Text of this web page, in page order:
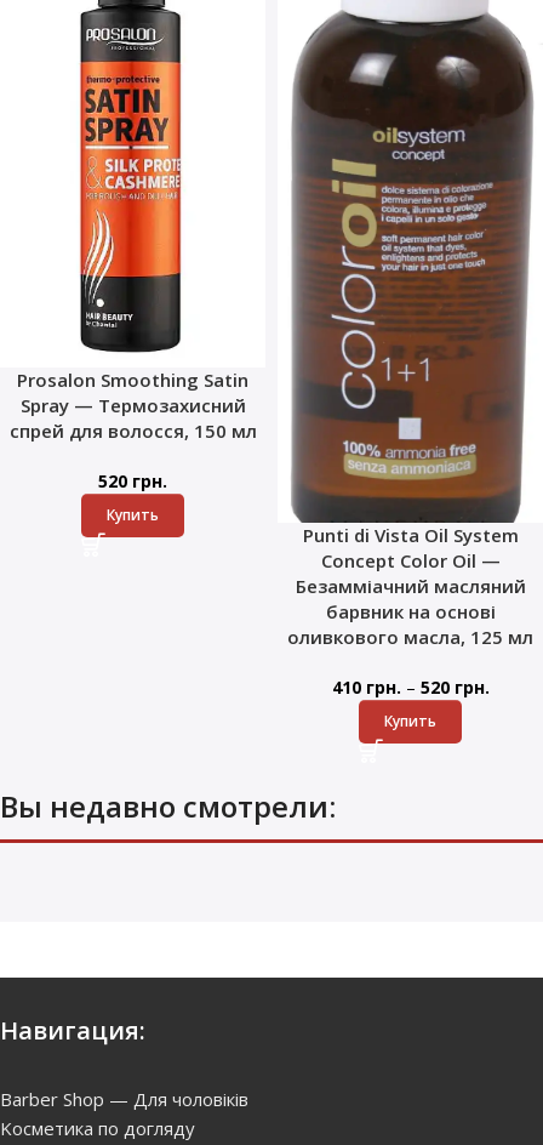
Prosalon Smoothing Satin
Spray — Термозахисний
спрей для волосся, 150 мл
520 грн.
Купить
Punti di Vista Oil System
Concept Color Oil —
Безамміачний масляний
барвник на основі
оливкового масла, 125 мл
410 грн. – 520 грн.
Купить
Вы недавно смотрели:
Навигация:
Barber Shop — Для чоловіків
Kосметика по догляду